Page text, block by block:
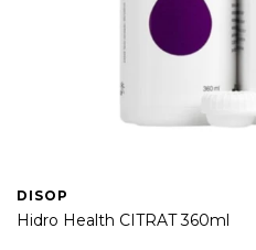
DISOP
Hidro Health CITRAT 360ml